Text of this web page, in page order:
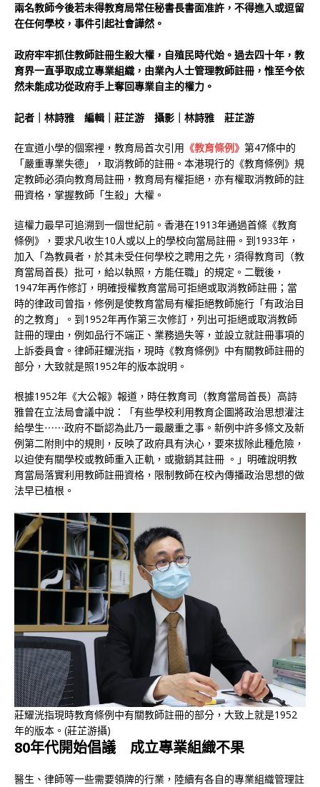
兩名教師今後若未得教育局常任秘書長書面准許，不得進入或逗留
在任何學校，事件引起社會譁然。
政府牢牢抓住教師註冊生殺大權，自殖民時代始。過去四十年，教
育界一直爭取成立專業組織，由業內人士管理教師註冊，惟至今依
然未能成功從政府手上奪回專業自主的權力。
記者｜林詩雅 編輯｜莊芷游 攝影｜林詩雅 莊芷游
在宣道小學的個案裡，教育局首次引用 《教育條例》 第47條中的
「嚴重專業失德」，取消教師的註冊。本港現行的《教育條例》規
定教師必須向教育局註冊，教育局有權拒絕，亦有權取消教師的註
冊資格，掌握教師「生殺」大權。
這權力最早可追溯到一個世紀前。香港在1913年通過首條《教育
條例》，要求凡收生10人或以上的學校向當局註冊。到1933年，
加入「為教員者，於其未受任何學校之聘用之先，須得教育司（教
育當局首長）批可，給以執照，方能任職」的規定。二戰後，
1947年再作修訂，明確授權教育當局可拒絕或取消教師註冊；當
時的律政司曾指，修例是使教育當局有權拒絕教師施行「有政治目
的之教育」。到1952年再作第三次修訂，列出可拒絕或取消教師
註冊的理由，例如品行不端正、業務過失等，並設立就註冊事項的
上訴委員會。律師莊耀洸指，現時《教育條例》中有關教師註冊的
部分，大致就是照1952年的版本說明。
根據1952年《大公報》報道，時任教育司（教育當局首長）高詩
雅曾在立法局會議中說：「有些學校利用教育企圖將政治思想灌注
給學生⋯⋯政府不斷認為此乃一最嚴重之事。新例中許多條文及新
例第二附則中的規則，反映了政府具有決心，要來拔除此種危險，
以迫使有關學校或教師重入正軌，或撤銷其註冊 。」明確說明教
育當局落實利用教師註冊資格，限制教師在校內傳播政治思想的做
法早已植根。
莊耀洸指現時教育條例中有關教師註冊的部分，大致上就是1952
年的版本。(莊芷游攝)
80年代開始倡議 成立專業組織不果
醫生、律師等一些需要領牌的行業，陸續有各自的專業組織管理註